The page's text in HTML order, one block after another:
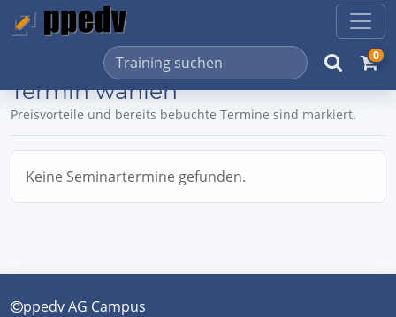
0
Termin wählen
Preisvorteile und bereits bebuchte Termine sind markiert.
Keine Seminartermine gefunden.
ppedv AG Campus